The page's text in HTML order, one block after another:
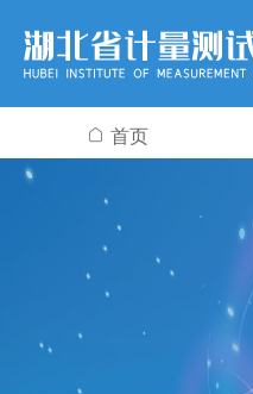
首页